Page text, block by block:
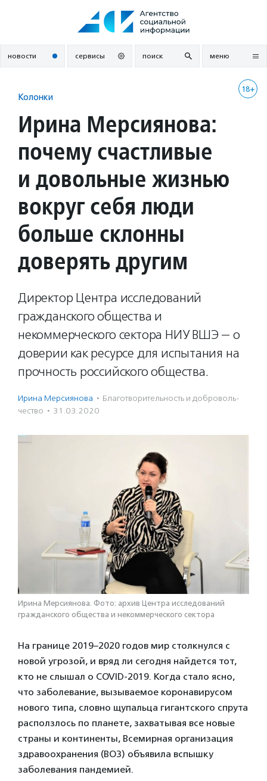
новости сервисы поиск меню
18+
Колонки
Ирина Мерсиянова:
почему счастливые
и довольные жизнью
вокруг себя люди
больше склонны
доверять другим
Директор Центра исследований
гражданского общества и
некоммерческого сектора НИУ ВШЭ — о
доверии как ресурсе для испытания на
прочность российского общества.
Ирина Мерсиянова · Благотвори­тель­ность и доброволь­
чест­во · 31.03.2020
Ирина Мерсиянова. Фото: архив Центра исследований
гражданского общества и некоммерческого сектора
На границе 2019–2020 годов мир столкнулся с
новой угрозой, и вряд ли сегодня найдется тот,
кто не слышал о COVID-2019. Когда стало ясно,
что заболевание, вызываемое коронавирусом
нового типа, словно щупальца гигантского спрута
расползлось по планете, захватывая все новые
страны и континенты, Всемирная организация
здравоохранения (ВОЗ) объявила вспышку
заболевания пандемией.